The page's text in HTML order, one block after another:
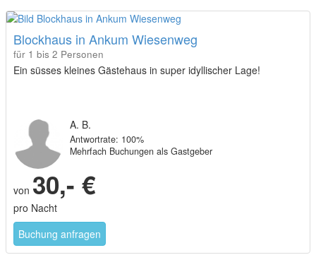
Blockhaus in Ankum Wiesenweg
für 1 bis 2 Personen
Ein süsses kleines Gästehaus in super idyllischer Lage!
A. B.
Antwortrate: 100%
Mehrfach Buchungen als Gastgeber
von 30,- €
pro Nacht
Buchung anfragen